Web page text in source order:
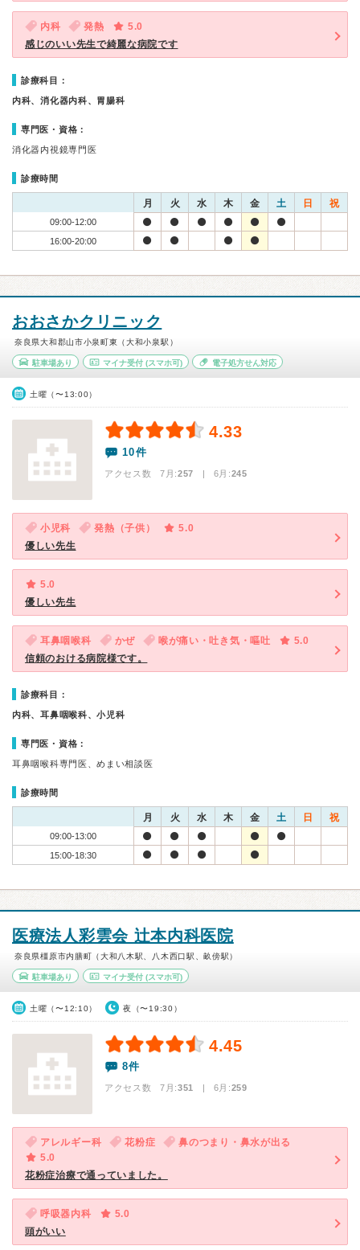
内科 発熱
5.0
感じのいい先生で綺麗な病院です
診療科目：
内科、消化器内科、胃腸科
専門医・資格：
消化器内視鏡専門医
診療時間
月 火 水 木 金 土 日 祝
09:00-12:00
16:00-20:00
おおさかクリニック
奈良県大和郡山市小泉町東（大和小泉駅）
駐車場あり マイナ受付(スマホ可) 電子処方せん対応
土曜（〜13:00）
4.33
10件
アクセス数 7月:257 | 6月:245
小児科 発熱（子供）
5.0
優しい先生
5.0
優しい先生
耳鼻咽喉科 かぜ 喉が痛い・吐き気・嘔吐
5.0
信頼のおける病院様です。
診療科目：
内科、耳鼻咽喉科、小児科
専門医・資格：
耳鼻咽喉科専門医、めまい相談医
診療時間
月 火 水 木 金 土 日 祝
09:00-13:00
15:00-18:30
医療法人彩雲会 辻本内科医院
奈良県橿原市内膳町（大和八木駅、八木西口駅、畝傍駅）
駐車場あり マイナ受付(スマホ可)
土曜（〜12:10） 夜（〜19:30）
4.45
8件
アクセス数 7月:351 | 6月:259
アレルギー科 花粉症
鼻のつまり・鼻水が出る
5.0
花粉症治療で通っていました。
呼吸器内科
5.0
頭がいい